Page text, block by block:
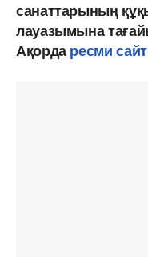
санаттарының
лауазымына
Ақорда ресми